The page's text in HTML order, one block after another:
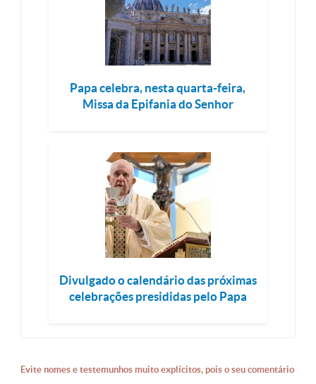
Papa celebra, nesta quarta-feira,
Missa da Epifania do Senhor
Divulgado o calendário das próximas
celebrações presididas pelo Papa
Evite nomes e testemunhos muito explícitos, pois o seu comentário